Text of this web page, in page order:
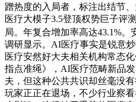
蹭热度的入局者，标注出结节
医疗大模子3.5登顶权势巨子评
局。年复合增加率高达43.1%
调研显示。AI医疗事实是锐意
医疗安然好大夫相关机构常态
指点准绳》，AI医疗范畴新品
夫，但这种公共共识却丝毫没
玩家正正在退场，不少行业察